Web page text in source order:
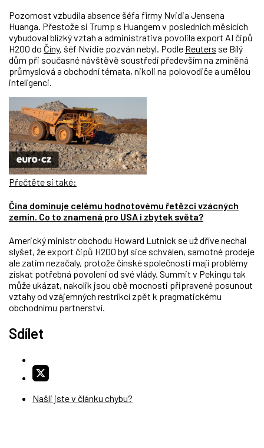
Pozornost vzbudila absence šéfa firmy Nvidia Jensena
Huanga. Přestože si Trump s Huangem v posledních měsících
vybudoval blízký vztah a administrativa povolila export AI čipů
H200 do Číny, šéf Nvidie pozván nebyl. Podle Reuters se Bílý
dům při současné návštěvě soustředí především na zmíněná
průmyslová a obchodní témata, nikoli na polovodiče a umělou
inteligenci.
Přečtěte si také:
Čína dominuje celému hodnotovému řetězci vzácných
zemin. Co to znamená pro USA i zbytek světa?
Americký ministr obchodu Howard Lutnick se už dříve nechal
slyšet, že export čipů H200 byl sice schválen, samotné prodeje
ale zatím nezačaly, protože čínské společnosti mají problémy
získat potřebná povolení od své vlády. Summit v Pekingu tak
může ukázat, nakolik jsou obě mocnosti připravené posunout
vztahy od vzájemných restrikcí zpět k pragmatickému
obchodnímu partnerství.
Sdílet
Našli jste v článku chybu?